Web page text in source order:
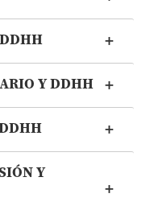
Y DDHH
Y